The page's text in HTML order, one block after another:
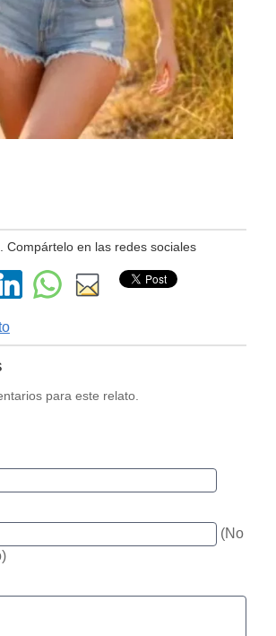
Compártelo en las redes sociales
para este relato.
(No